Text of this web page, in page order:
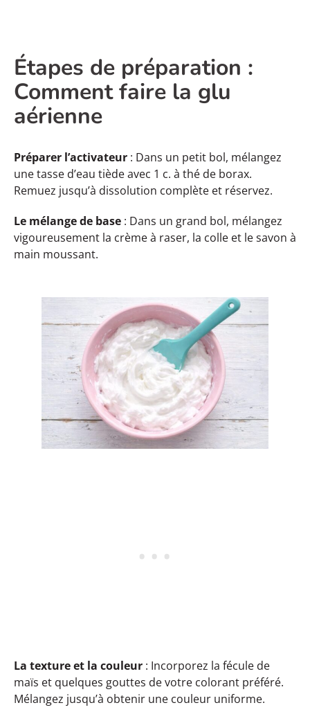
Étapes de préparation :
Comment faire la glu
aérienne
Préparer l’activateur : Dans un petit bol, mélangez
une tasse d’eau tiède avec 1 c. à thé de borax.
Remuez jusqu’à dissolution complète et réservez.
Le mélange de base : Dans un grand bol, mélangez
vigoureusement la crème à raser, la colle et le savon à
main moussant.
La texture et la couleur : Incorporez la fécule de
maïs et quelques gouttes de votre colorant préféré.
Mélangez jusqu’à obtenir une couleur uniforme.